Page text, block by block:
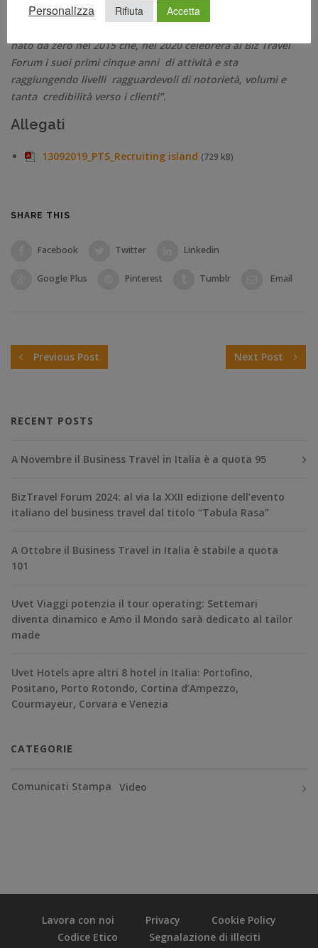
hanno fatto registrare risultati molto positivi su tutti i fronti
nato da zero nel 2015 che, nel 2020 celebrerà al Biz Travel
Forum i suoi primi cinque anni di attività e sta
raggiungendo livelli ragguardevoli di notorietà, volumi e
tanta credibilità verso i clienti”.
Allegati
13092019_PTS_Recruiting island (729 kB)
SHARE THIS
Facebook Twitter Linkedin
Google Plus Pinterest Tumblr Email
Previous Post Next Post
RECENT POSTS
A Novembre il Business Travel in Italia è a quota 95
BizTravel Forum 2024: al via la XXII edizione dell’evento
italiano del business travel dal titolo “Tabula Rasa”
A Ottobre il Business Travel in Italia è stabile a quota
101
Uvet Viaggi potenzia il tour operating: Settemari
diventa dinamico e Amo il Mondo sarà dedicato al tailor
made
Uvet Hotels apre altri 8 hotel in Italia: Portofino,
Positano, Porto Rotondo, Cortina d’Ampezzo,
Courmayeur, Corvara e Venezia
CATEGORIE
Comunicati Stampa Video
Lavora con noi Privacy
Cookie Policy
Codice Etico
Segnalazione di illeciti
Personalizza Rifiuta Accetta